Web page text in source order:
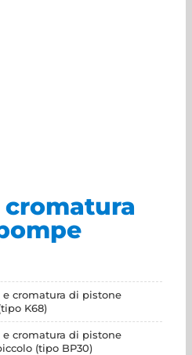
e cromatura di pistone
K68)
e cromatura di pistone
(tipo BP30)